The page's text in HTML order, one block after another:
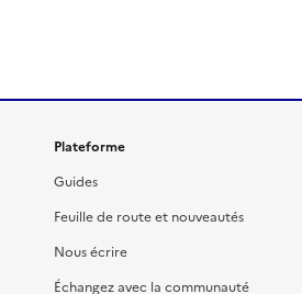
Plateforme
Guides
Feuille de route et nouveautés
Nous écrire
Échangez avec la communauté